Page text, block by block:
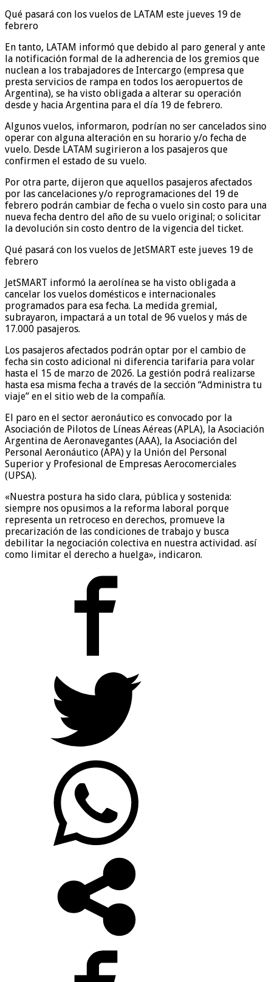
Qué pasará con los vuelos de LATAM este jueves 19 de
febrero
En tanto, LATAM informó que debido al paro general y ante
la notificación formal de la adherencia de los gremios que
nuclean a los trabajadores de Intercargo (empresa que
presta servicios de rampa en todos los aeropuertos de
Argentina), se ha visto obligada a alterar su operación
desde y hacia Argentina para el día 19 de febrero.
Algunos vuelos, informaron, podrían no ser cancelados sino
operar con alguna alteración en su horario y/o fecha de
vuelo. Desde LATAM sugirieron a los pasajeros que
confirmen el estado de su vuelo.
Por otra parte, dijeron que aquellos pasajeros afectados
por las cancelaciones y/o reprogramaciones del 19 de
febrero podrán cambiar de fecha o vuelo sin costo para una
nueva fecha dentro del año de su vuelo original; o solicitar
la devolución sin costo dentro de la vigencia del ticket.
Qué pasará con los vuelos de JetSMART este jueves 19 de
febrero
JetSMART informó la aerolínea se ha visto obligada a
cancelar los vuelos domésticos e internacionales
programados para esa fecha. La medida gremial,
subrayaron, impactará a un total de 96 vuelos y más de
17.000 pasajeros.
Los pasajeros afectados podrán optar por el cambio de
fecha sin costo adicional ni diferencia tarifaria para volar
hasta el 15 de marzo de 2026. La gestión podrá realizarse
hasta esa misma fecha a través de la sección “Administra tu
viaje” en el sitio web de la compañía.
El paro en el sector aeronáutico es convocado por la
Asociación de Pilotos de Líneas Aéreas (APLA), la Asociación
Argentina de Aeronavegantes (AAA), la Asociación del
Personal Aeronáutico (APA) y la Unión del Personal
Superior y Profesional de Empresas Aerocomerciales
(UPSA).
«Nuestra postura ha sido clara, pública y sostenida:
siempre nos opusimos a la reforma laboral porque
representa un retroceso en derechos, promueve la
precarización de las condiciones de trabajo y busca
debilitar la negociación colectiva en nuestra actividad. así
como limitar el derecho a huelga», indicaron.